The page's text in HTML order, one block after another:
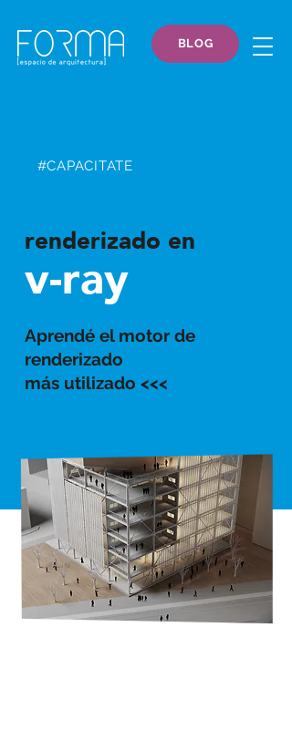
BLOG
#CAPACITATE
renderizado en
v-ray
Aprendé el motor de
renderizado
más utilizado <<<